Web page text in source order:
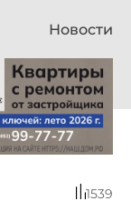
Новости
1539